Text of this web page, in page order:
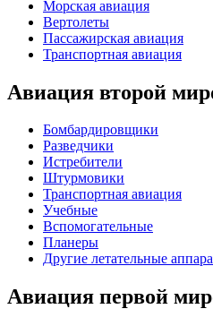
Морская авиация
Вертолеты
Пассажирская авиация
Транспортная авиация
Авиация второй
Бомбардировщики
Разведчики
Истребители
Штурмовики
Транспортная авиация
Учебные
Вспомогательные
Планеры
Другие летательные
Авиация первой